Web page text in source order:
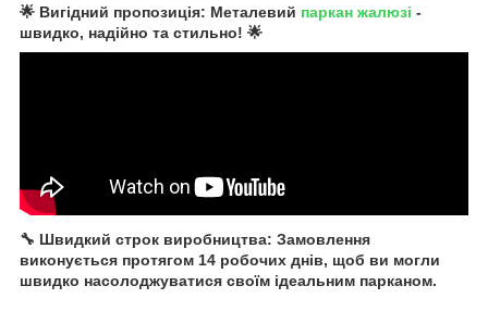
🌟 Вигідний пропозиція: Металевий паркан жалюзі -
швидко, надійно та стильно! 🌟
🔧 Швидкий строк виробництва: Замовлення
виконується протягом 14 робочих днів, щоб ви могли
швидко насолоджуватися своїм ідеальним парканом.